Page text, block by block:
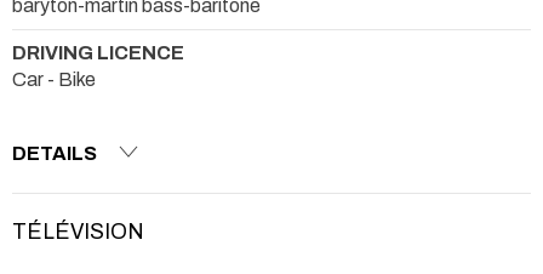
baryton-martin bass-baritone
DRIVING LICENCE
Car - Bike
DETAILS
TÉLÉVISION